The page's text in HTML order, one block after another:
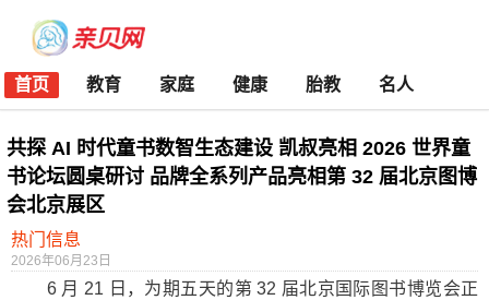
首页 教育 家庭 健康 胎教 名人
共探 AI 时代童书数智生态建设 凯叔亮相 2026 世界童
书论坛圆桌研讨 品牌全系列产品亮相第 32 届北京图博
会北京展区
热门信息
2026年06月23日
6 月 21 日，为期五天的第 32 届北京国际图书博览会正